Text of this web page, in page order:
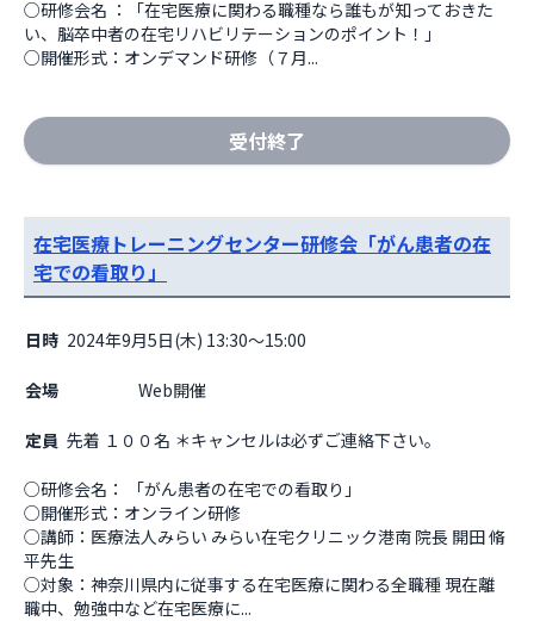
○研修会名 ：「在宅医療に関わる職種なら誰もが知っておきた
い、脳卒中者の在宅リハビリテーションのポイント！」
○開催形式：オンデマンド研修（７月...
受付終了
在宅医療トレーニングセンター研修会「がん患者の在
宅での看取り」
日時 2024年9月5日(木) 13:30～15:00
会場
定員 先着 １００名 ＊キャンセルは必ずご連絡下さい。
○研修会名： 「がん患者の在宅での看取り」
○開催形式：オンライン研修
○講師：医療法人みらい みらい在宅クリニック港南 院長 開田 脩
平先生
○対象：神奈川県内に従事する在宅医療に関わる全職種 現在離
職中、勉強中など在宅医療に...